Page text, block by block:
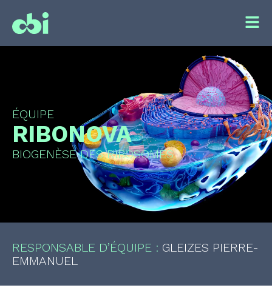
ÉQUIPE
RIBONOVA
BIOGENÈSE DES RIBOSOMES
RESPONSABLE D’ÉQUIPE : GLEIZES PIERRE-
EMMANUEL